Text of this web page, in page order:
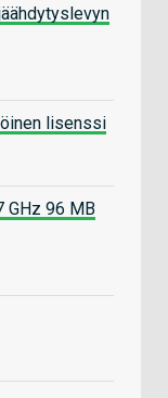
lisenssi
GHz 96 MB